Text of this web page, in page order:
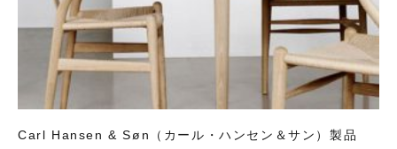
Carl Hansen & Søn（カール・ハンセン＆サン）製品